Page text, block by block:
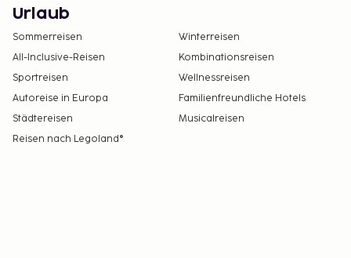
Urlaub
Sommerreisen
Winterreisen
All-Inclusive-Reisen
Kombinationsreisen
Sportreisen
Wellnessreisen
Autoreise in Europa
Familienfreundliche Hotels
Städtereisen
Musicalreisen
Reisen nach Legoland®